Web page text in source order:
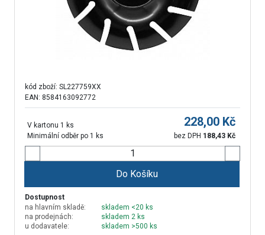
kód zboží: SL227759XX
EAN: 8584163092772
V kartonu 1 ks
Minimální odběr po 1 ks
228,00 Kč
bez DPH 188,43 Kč
Do Košíku
Dostupnost
na hlavním skladě:
skladem <20 ks
na prodejnách:
skladem 2 ks
u dodavatele:
skladem >500 ks